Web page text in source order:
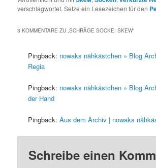
verschlagwortet. Setze ein Lesezeichen für den
3 KOMMENTARE ZU „SCHRÄGE SOCKE: SKEW“
Pingback: nowaks nähkästchen » Blog
Regia
Pingback: nowaks nähkästchen » Blog
der Hand
Pingback:Aus dem Archiv | nowaks
Schreibe einen